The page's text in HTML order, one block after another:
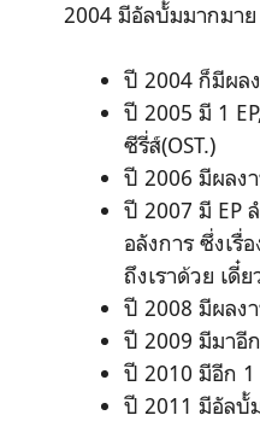
2004 มีอัลบั้มมากมา
ปี 2004 ก็มีผล
ปี 2005 มี 1
ซีรี่ส์(OST.)
ปี 2006 มีผลง
ปี 2007 มี EP
อลังการ ซึ่งเรื่
ถึงเราด้วย เดี๋
ปี 2008 มีผลง
ปี 2009 มีมาอี
ปี 2010 มีอีก 1
ปี 2011 มีอัลบั้